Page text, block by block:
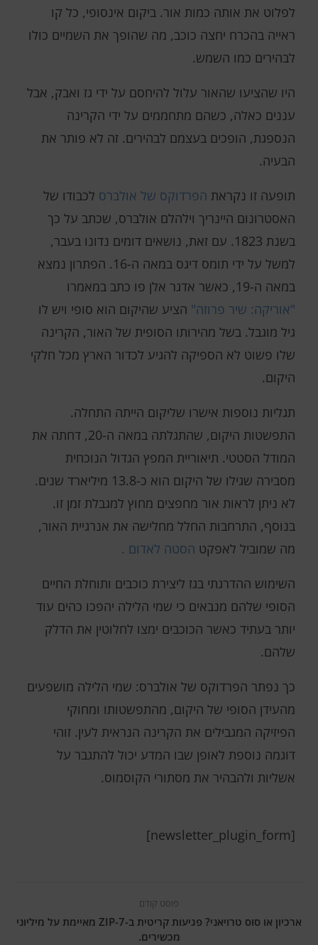
לפלוט את אותה כמות אור. ביקום אינסופי, כל קו
ראייה בהכרח יחצה כוכב, מה שהופך את השמיים כולו
לבהירים כמו השמש.
היו שהציעו שהאור עלול להיחסם על ידי גז ואבק, אבל
עננים כאלה, כשהם מתחממים על ידי הקרינה
הנספגת, הופכים בעצמם לבהירים. זה לא פותר את
הבעיה.
תופעה זו נקראת הפרדוקס של אולברס לכבודו של
האסטרונום היינריך וילהלם אולברס, שכתב על כך
בשנת 1823. עם זאת, נושאים דומים נדונו בעבר,
למשל על ידי תומס דיגס במאה ה-16. הפתרון נמצא
במאה ה-19, כאשר אדגר אלן פו כתב במאמרו
"אוריקה: שיר פרוזה" הציע שהיקום הוא סופי ויש לו
גיל מוגבל. בשל מהירותו הסופית של האור, הקרינה
שלו פשוט לא הספיקה להגיע לכדור הארץ מכל חלקי
היקום.
תגליות נוספות אישרו שליקום הייתה התחלה.
התפשטות היקום, שהתגלתה במאה ה-20, דחתה את
המודל הסטטי. תיאוריית המפץ הגדול הנוכחית
מסבירה שגילו של היקום הוא כ-13.8 מיליארד שנים.
לא ניתן לראות אור מחפצים מחוץ למגבלת זמן זו.
בנוסף, התרחבות החלל מחלישה את אנרגיית האור,
מה שמוביל לאפקט הסטה לאדום .
השימוש ההדרגתי בגז ליצירת כוכבים ותוחלת החיים
הסופי שלהם מנבאים כי שמי הלילה יהפכו כהים עוד
יותר בעתיד כאשר הכוכבים ימצו לחלוטין את הדלק
שלהם.
כך נפתר הפרדוקס של אולברס: שמי הלילה מושפעים
מהעידן הסופי של היקום, מהתפשטותו ומחוקי
הפיזיקה המגבילים את הקרינה הנראית לעין. זוהי
דוגמה נוספת לאופן שבו המדע יכול להתגבר על
אשליות ולהבהיר את מסתורי הקוסמוס.
[newsletter_plugin_form]
פוסט קודם
ארכיון או סוס טרויאני? פגיעות קריטית ב-7-ZIP מאיימת על מיליוני
מכשירים.